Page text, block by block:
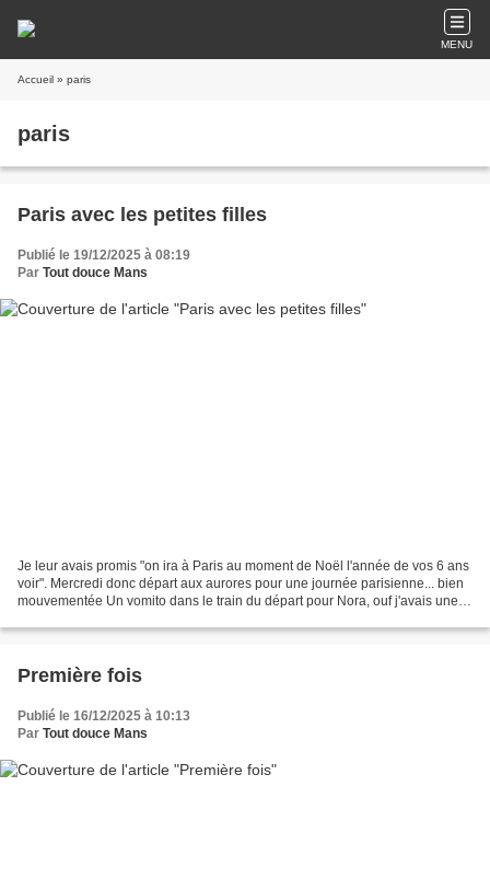
MENU
Accueil » paris
paris
Paris avec les petites filles
Publié le 19/12/2025 à 08:19
Par Tout douce Mans
Je leur avais promis "on ira à Paris au moment de Noël l'année de vos 6 ans
voir". Mercredi donc départ aux aurores pour une journée parisienne... bien
mouvementée Un vomito dans le train du départ pour Nora, ouf j'avais une
Première fois
Publié le 16/12/2025 à 10:13
Par Tout douce Mans